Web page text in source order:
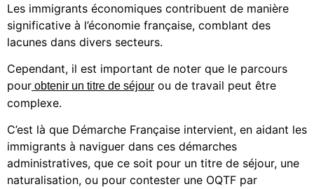
Les immigrants économiques contribuent de manière
significative à l’économie française, comblant des
lacunes dans divers secteurs.
Cependant, il est important de noter que le parcours
pour obtenir un titre de séjour ou de travail peut être
complexe.
C’est là que Démarche Française intervient, en aidant les
immigrants à naviguer dans ces démarches
administratives, que ce soit pour un titre de séjour, une
naturalisation, ou pour contester une OQTF par